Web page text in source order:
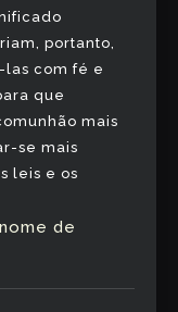
portanto,
com fé e
que
mais
se mais
leis e os
de